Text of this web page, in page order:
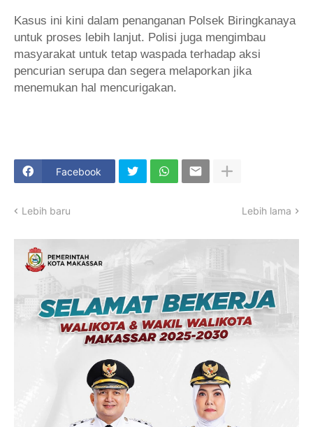
Kasus ini kini dalam penanganan Polsek Biringkanaya
untuk proses lebih lanjut. Polisi juga mengimbau
masyarakat untuk tetap waspada terhadap aksi
pencurian serupa dan segera melaporkan jika
menemukan hal mencurigakan.
Facebook
Lebih baru Lebih lama